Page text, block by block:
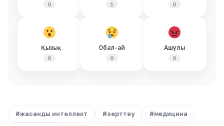
0 1 0
Қызық
0
Обал-ай
0
Ашулы
0
#жасанды интеллект #зерттеу #медицина